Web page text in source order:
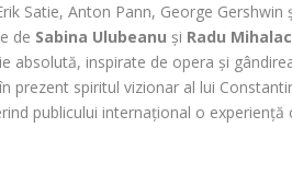
Satie, Anton Pann, George
de Sabina Ulubeanu și Radu
absolută, inspirate de opera și
prezent spiritul vizionar al lui
publicului internațional o